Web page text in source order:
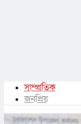
সাম্প্রতিক
জনপ্রিয়